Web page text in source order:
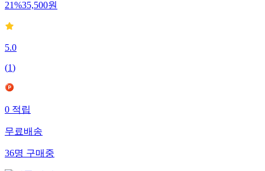
21%35,500원
5.0
(1)
0적립
무료배송
36명구매중